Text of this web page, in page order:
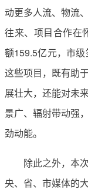
动更多人流、物流
往来、项目合作在
额159.5亿元，市级
这些项目，既有助
展壮大，还能对未
景广、辐射带动强
劲动能。
除此之外，本
央、省、市媒体的